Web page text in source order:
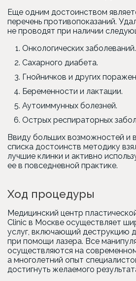
Еще одним достоинством
перечень противопоказаний.
не проводят при наличии
Онкологических заболеваний.
Сахарного диабета.
Гнойничков и других
Беременности и лактации.
Аутоиммунных болезней.
Острых респираторных
Ввиду больших возможностей и
списка достоинств методику
лучшие клинки и активно
ее в повседневной практике.
Ход процедуры
Медицинский центр
Clinic в Москве осуществляет
услуг, включающий деструкцию
при помощи лазера. Все
осуществляются на
а многолетний опыт
достигнуть желаемого